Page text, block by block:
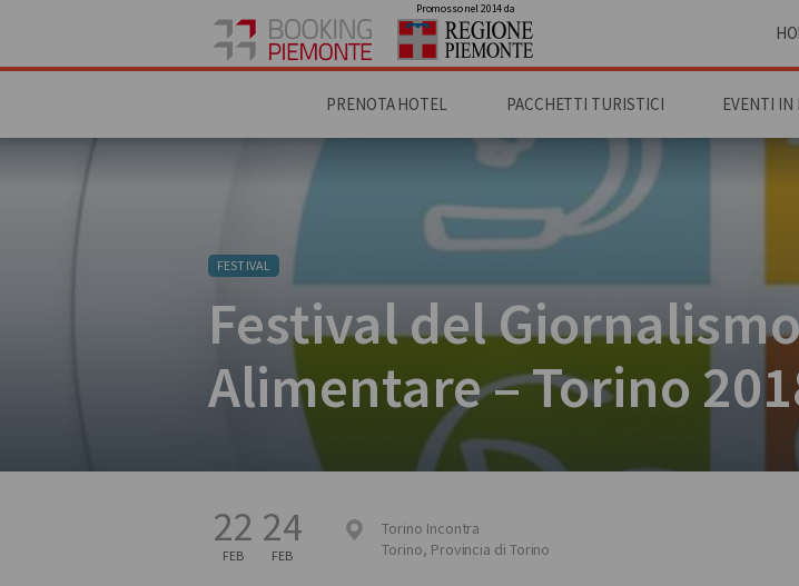
Promosso nel 2014 da
PRENOTA HOTEL PACCHETTI TURISTICI EVENTI IN
FESTIVAL
Festival del
Alimentare – Torino
22
FEB
24
FEB
Torino Incontra
Torino, Provincia di Torino